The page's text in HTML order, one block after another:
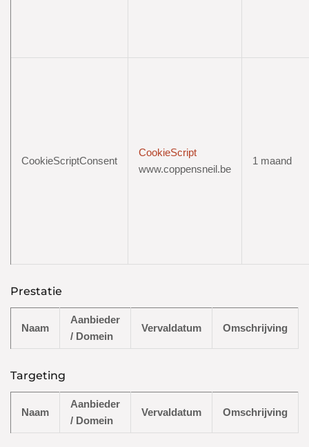
CookieScriptConsent
CookieScript
www.coppensneil.be
1 maand
Prestatie
Naam
Aanbieder
/ Domein
Vervaldatum Omschrijving
Targeting
Naam
Aanbieder
/ Domein
Vervaldatum Omschrijving